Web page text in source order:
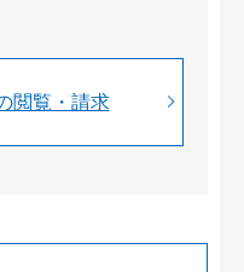
閲覧・請求